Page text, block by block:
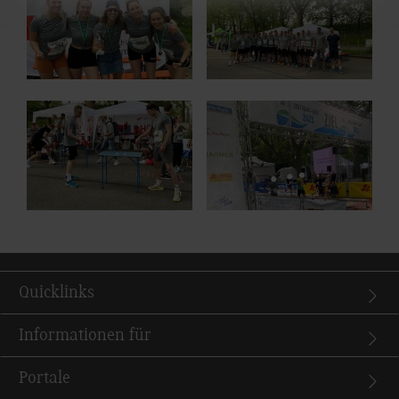
Show larger version for: Show larger version for:
Quicklinks
Informationen für
Portale